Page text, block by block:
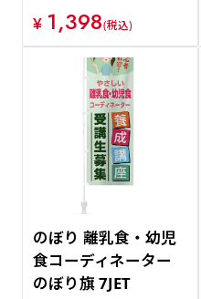
¥ 1,398(税込)
のぼり 離乳食・幼児
食コーディネーター
のぼり旗 7JET